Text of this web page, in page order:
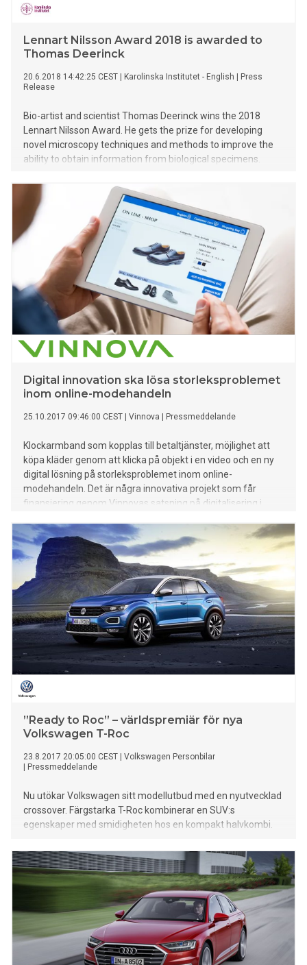
Lennart Nilsson Award 2018 is awarded to
Thomas Deerinck
20.6.2018 14:42:25 CEST Karolinska Institutet - English
Press
Release
Bio-artist and scientist Thomas Deerinck wins the 2018
Lennart Nilsson Award. He gets the prize for developing
novel microscopy techniques and methods to improve the
ability to obtain information from biological specimens.
Digital innovation ska lösa storleksproblemet
inom online-modehandeln
25.10.2017 09:46:00 CEST Vinnova Pressmeddelande
Klockarmband som kopplas till betaltjänster, möjlighet att
köpa kläder genom att klicka på objekt i en video och en ny
digital lösning på storleksproblemet inom online-
modehandeln. Det är några innovativa projekt som får
finansiering genom Vinnovas satsning på digitalisering i
”Ready to Roc” – världspremiär för nya
Volkswagen T-Roc
23.8.2017 20:05:00 CEST
Volkswagen Personbilar
Pressmeddelande
Nu utökar Volkswagen sitt modellutbud med en nyutvecklad
crossover. Färgstarka T-Roc kombinerar en SUV:s
egenskaper med smidigheten hos en kompakt halvkombi.